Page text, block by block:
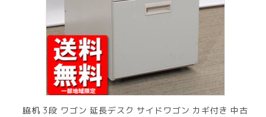
脇机 3段 ワゴン 延長デスク サイドワゴン カギ付き 中古